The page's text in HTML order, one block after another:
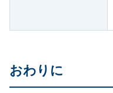
おわりに